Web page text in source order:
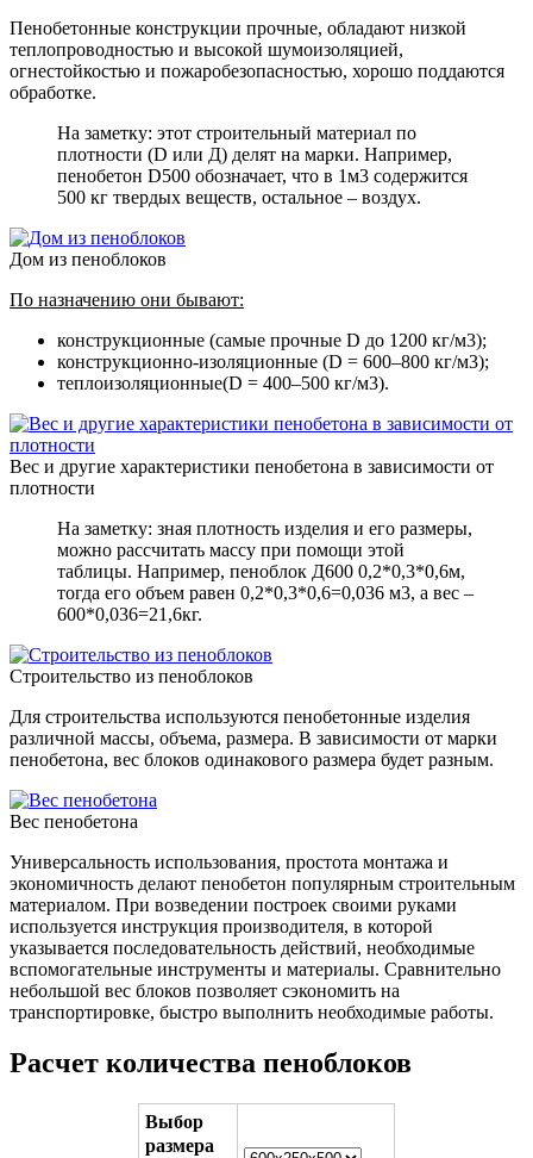
Пенобетонные конструкции прочные, обладают низкой
теплопроводностью и высокой шумоизоляцией,
огнестойкостью и пожаробезопасностью, хорошо поддаются
обработке.
На заметку: этот строительный материал по
плотности (D или Д) делят на марки. Например,
пенобетон D500 обозначает, что в 1м3 содержится
500 кг твердых веществ, остальное – воздух.
Дом из пеноблоков
По назначению они бывают:
конструкционные (самые прочные D до 1200 кг/м3);
конструкционно-изоляционные (D = 600–800 кг/м3);
теплоизоляционные(D = 400–500 кг/м3).
Вес и другие характеристики пенобетона в зависимости от
плотности
На заметку: зная плотность изделия и его размеры,
можно рассчитать массу при помощи этой
таблицы. Например, пеноблок Д600 0,2*0,3*0,6м,
тогда его объем равен 0,2*0,3*0,6=0,036 м3, а вес –
600*0,036=21,6кг.
Строительство из пеноблоков
Для строительства используются пенобетонные изделия
различной массы, объема, размера. В зависимости от марки
пенобетона, вес блоков одинакового размера будет разным.
Вес пенобетона
Универсальность использования, простота монтажа и
экономичность делают пенобетон популярным строительным
материалом. При возведении построек своими руками
используется инструкция производителя, в которой
указывается последовательность действий, необходимые
вспомогательные инструменты и материалы. Сравнительно
небольшой вес блоков позволяет сэкономить на
транспортировке, быстро выполнить необходимые работы.
Расчет количества пеноблоков
Выбор
размера